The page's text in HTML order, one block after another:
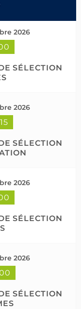
Instagram
2026
SÉLECTION
2026
SÉLECTION
2026
SÉLECTION
2026
SÉLECTION